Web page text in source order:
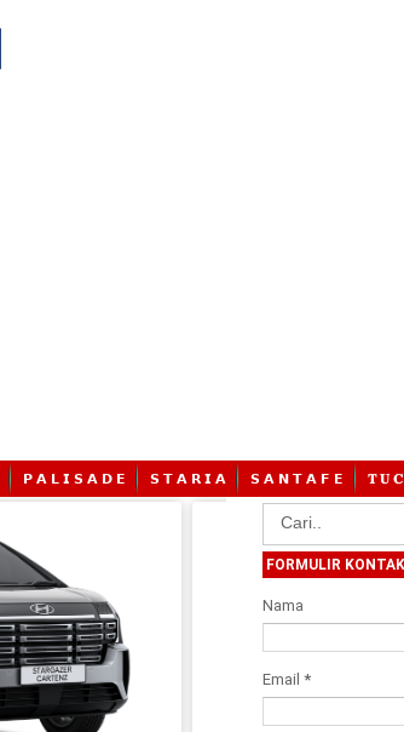
𝗣 𝗔 𝗟 𝗜 𝗦 𝗔 𝗗 𝗘 𝗦 𝗧 𝗔 𝗥 𝗜 𝗔 𝗦 𝗔 𝗡 𝗧 𝗔 𝗙 𝗘 𝐓 𝐔
FORMULIR KONTAK
Nama
Email *